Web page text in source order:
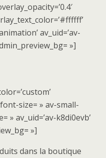
av_uid=’av-
»]
size= » av-small-
» av_uid=’av-k8di0evb’
»]
dans la boutique